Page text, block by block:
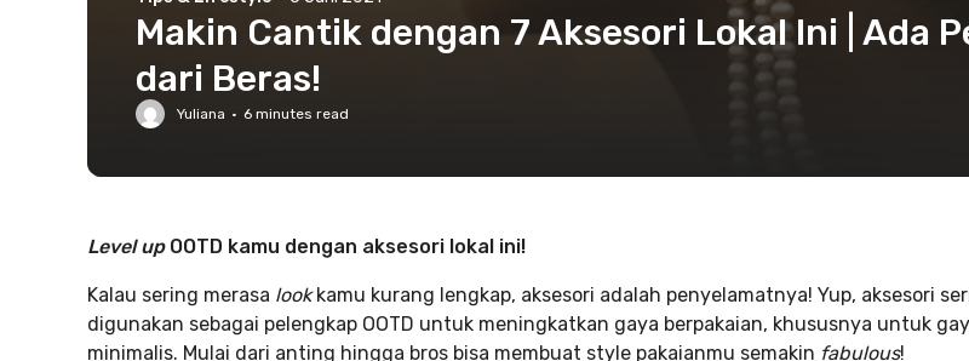
Makin Cantik dengan 7 Aksesori Lokal Ini | Ada
dari Beras!
Yuliana · 6 minutes read
Level upOOTD kamu dengan aksesori lokal ini!
Kalau sering merasa lookkamu kurang lengkap, aksesori adalah penyelamatnya! Yup, aksesori
digunakan sebagai pelengkap OOTD untuk meningkatkan gaya berpakaian, khususnya untuk
minimalis. Mulai dari anting hingga bros bisa membuat style pakaianmu semakin fabulous!